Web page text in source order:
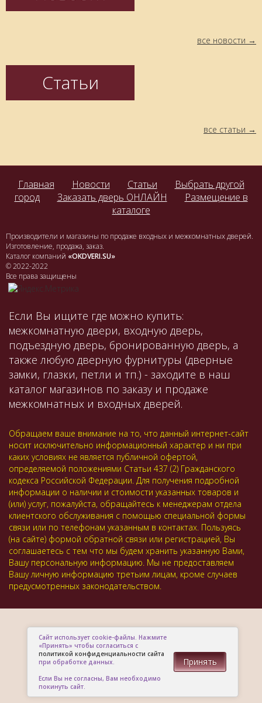
все новости
Статьи
все статьи
Главная Новости Статьи
Выбрать другой
город
Заказать дверь ОНЛАЙН
Размещение в
каталоге
Производители и магазины по продаже входных и межкомнатных дверей.
Изготовление, продажа, заказ.
Каталог компаний «OKDVERI.SU»
© 2022-2022
Все права защищены
Если Вы ищите где можно купить:
межкомнатную двери, входную дверь,
подъездную дверь, бронированную дверь, а
также любую дверную фурнитуры (дверные
замки, глазки, петли и тп.) - заходите в наш
каталог магазинов по заказу и продаже
межкомнатных и входных дверей.
Обращаем ваше внимание на то, что данный интернет-сайт
носит исключительно информационный характер и ни при
каких условиях не является публичной офертой,
определяемой положениями Статьи 437 (2) Гражданского
кодекса Российской Федерации. Для получения подробной
информации о наличии и стоимости указанных товаров и
(или) услуг, пожалуйста, обращайтесь к менеджерам отдела
клиентского обслуживания с помощью специальной формы
связи или по телефонам указанным в контактах. Пользуясь
(на сайте) формой обратной связи или регистрацией, Вы
соглашаетесь с тем что мы будем хранить указанную Вами,
Вашу персональную информацию. Мы не предоставляем
Вашу личную информацию третьим лицам, кроме случаев
предусмотренных законодательством.
Сайт использует cookie-файлы. Нажмите
«Принять» чтобы согласиться с
политикой конфиденциальности сайта
при обработке данных.
Если Вы не согласны, Вам необходимо
покинуть сайт.
Принять